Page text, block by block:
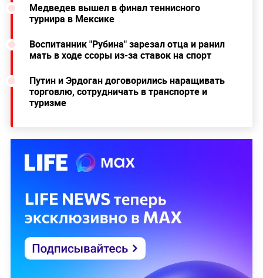
Медведев вышел в финал теннисного
турнира в Мексике
Воспитанник "Рубина" зарезал отца и ранил
мать в ходе ссоры из-за ставок на спорт
Путин и Эрдоган договорились наращивать
торговлю, сотрудничать в транспорте и
туризме